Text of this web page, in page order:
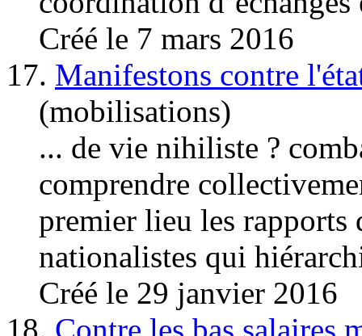
Créé le 7 mars 2016
17. Manifestons contre
(mobilisations)
... de vie nihiliste ?
comprendre
premier lieu les rapports
nationalistes qui
Créé le 29 janvier 2016